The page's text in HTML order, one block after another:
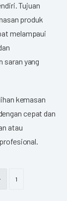
Tujuan
produk
melampaui
saran yang
kemasan
cepat dan
atau
1